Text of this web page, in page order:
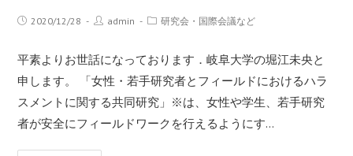
2020/12/28 admin 研究会・国際会議など
平素よりお世話になっております．岐阜大学の堀江未央と
申します。 「女性・若手研究者とフィールドにおけるハラ
スメントに関する共同研究」※は、女性や学生、若手研究
者が安全にフィールドワークを行えるようにす…